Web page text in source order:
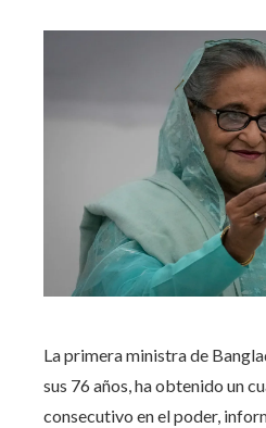
La primera ministra de
sus 76 años, ha obtenido un
consecutivo en el poder,